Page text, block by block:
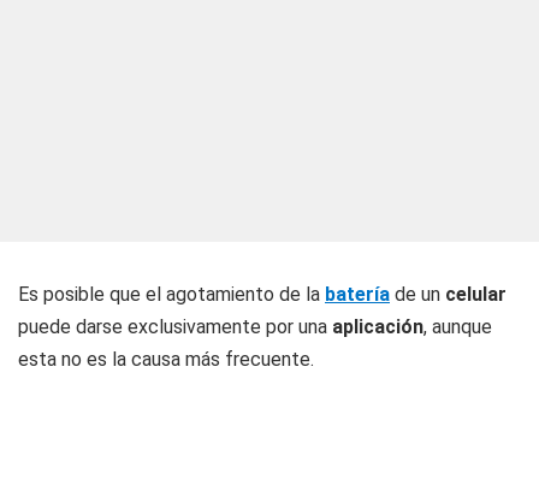
Es posible que el agotamiento de la batería de un celular
puede darse exclusivamente por una aplicación, aunque
esta no es la causa más frecuente.